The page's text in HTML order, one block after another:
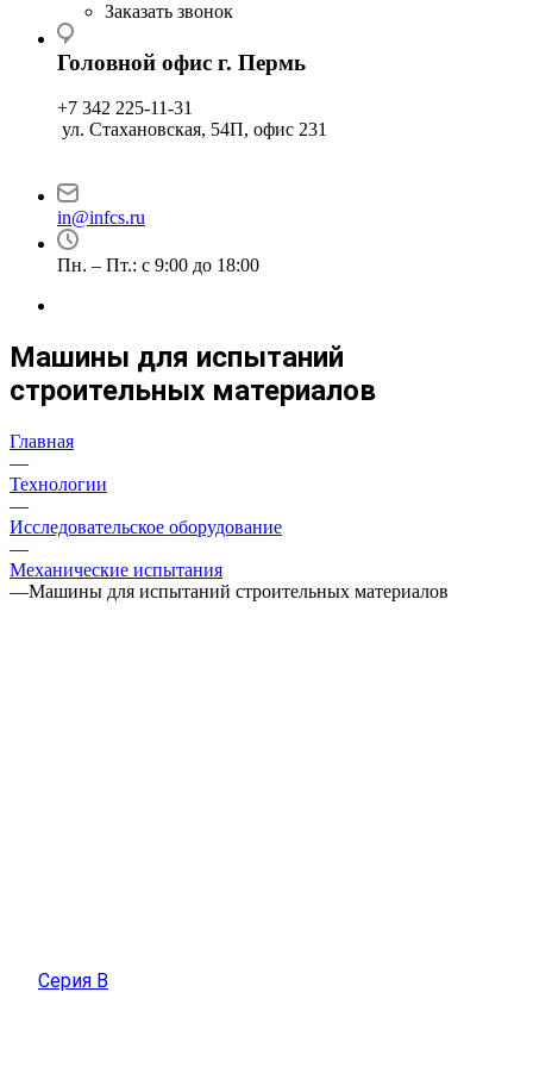
Заказать звонок
Головной офис г. Пермь
+7 342 225-11-31
ул. Стахановская, 54П, офис 231
in@infcs.ru
Пн. – Пт.: с 9:00 до 18:00
Машины для испытаний
строительных материалов
Главная
—
Технологии
—
Исследовательское оборудование
—
Механические испытания
—Машины для испытаний строительных материалов
Серия B